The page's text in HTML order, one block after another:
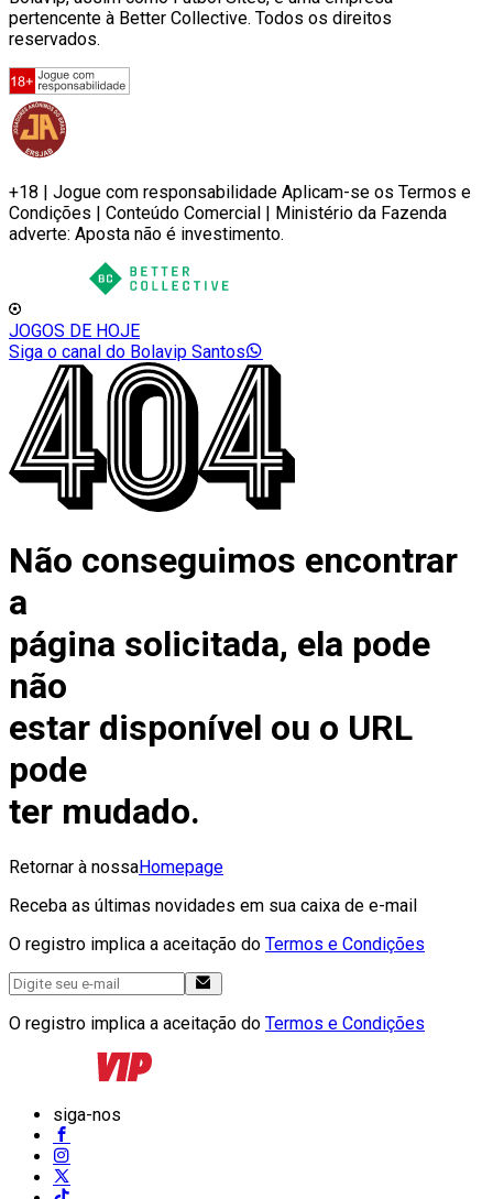
pertencente à Better Collective. Todos os direitos
reservados.
+18 | Jogue com responsabilidade Aplicam-se os Termos e
Condições | Conteúdo Comercial | Ministério da Fazenda
adverte: Aposta não é investimento.
JOGOS DE HOJE
Siga o canal do Bolavip Santos
Não conseguimos encontrar
a
página solicitada, ela pode
não
estar disponível ou o URL
pode
ter mudado.
Retornar à nossaHomepage
Receba as últimas novidades em sua caixa de e-mail
O registro implica a aceitação do Termos e Condições
O registro implica a aceitação do Termos e Condições
siga-nos